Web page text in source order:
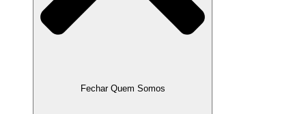
Fechar Quem Somos